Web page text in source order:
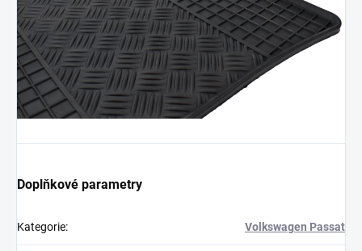
Doplňkové parametry
Kategorie: Volkswagen Passat